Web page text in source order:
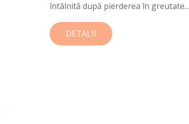
întâlnită după pierderea în greutate...
DETALII